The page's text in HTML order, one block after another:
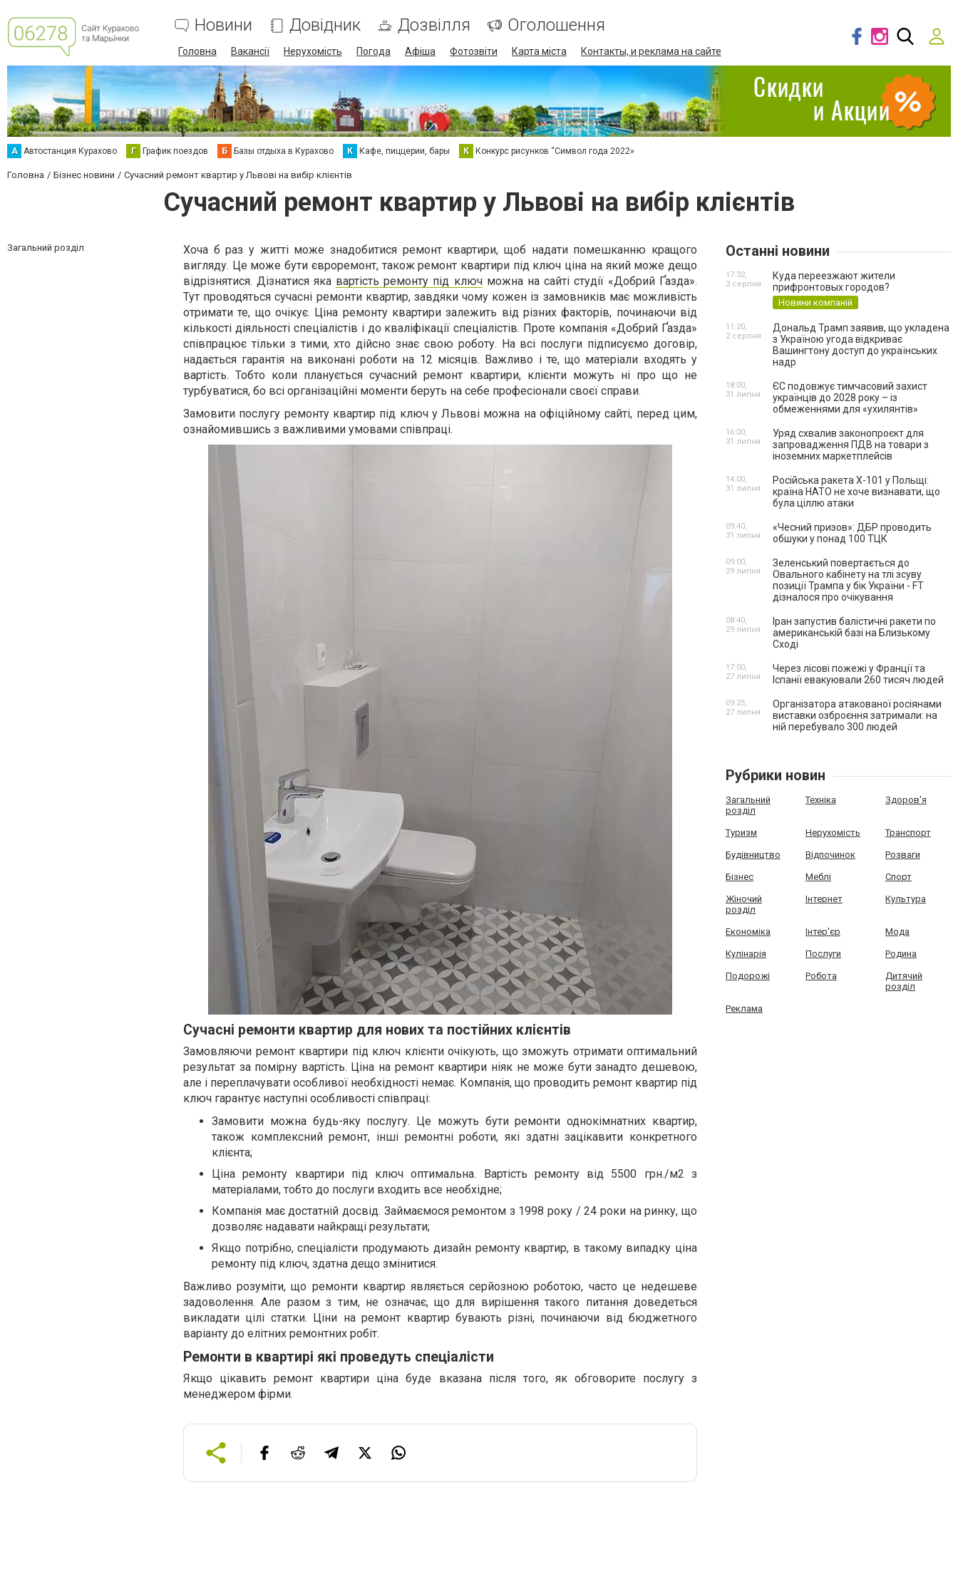
Новини Довідник Дозвілля Оголошення
Головна Вакансії Нерухомість Погода Афіша Фотозвіти Карта міста Контакты, и реклама на сайте
А Автостанция Курахово Г График поездов Б Базы отдыха в Курахово К Кафе, пиццерии, бары К Конкурс рисунков “Символ года 2022»
Головна Бізнес новини Сучасний ремонт квартир у Львові на вибір клієнтів
Сучасний ремонт квартир у Львові на вибір клієнтів
Загальний розділ
Хоча б раз у житті може знадобитися ремонт квартири, щоб надати помешканню кращого
вигляду. Це може бути євроремонт, також ремонт квартири під ключ ціна на який може дещо
відрізнятися. Дізнатися яка вартість ремонту під ключможна на сайті студії «Добрий Ґазда».
Тут проводяться сучасні ремонти квартир, завдяки чому кожен із замовників має можливість
отримати те, що очікує. Ціна ремонту квартири залежить від різних факторів, починаючи від
кількості діяльності спеціалістів і до кваліфікації спеціалістів. Проте компанія «Добрий Ґазда»
співпрацює тільки з тими, хто дійсно знає свою роботу. На всі послуги підписуємо договір,
надається гарантія на виконані роботи на 12 місяців. Важливо і те, що матеріали входять у
вартість. Тобто коли планується сучасний ремонт квартири, клієнти можуть ні про що не
турбуватися, бо всі організаційні моменти беруть на себе професіонали своєї справи.
Замовити послугу ремонту квартир під ключ у Львові можна на офіційному сайті, перед цим,
ознайомившись з важливими умовами співпраці.
Сучасні ремонти квартир для нових та постійних клієнтів
Замовляючи ремонт квартири під ключ клієнти очікують, що зможуть отримати оптимальний
результат за помірну вартість. Ціна на ремонт квартири ніяк не може бути занадто дешевою,
але і переплачувати особливої необхідності немає. Компанія, що проводить ремонт квартир під
ключ гарантує наступні особливості співпраці:
Замовити можна будь-яку послугу. Це можуть бути ремонти однокімнатних квартир,
також комплексний ремонт, інші ремонтні роботи, які здатні зацікавити конкретного
клієнта;
Ціна ремонту квартири під ключ оптимальна. Вартість ремонту від 5500 грн./м2 з
матеріалами, тобто до послуги входить все необхідне;
Компанія має достатній досвід. Займаємося ремонтом з 1998 року / 24 роки на ринку, що
дозволяє надавати найкращі результати;
Якщо потрібно, спеціалісти продумають дизайн ремонту квартир, в такому випадку ціна
ремонту під ключ, здатна дещо змінитися.
Важливо розуміти, що ремонти квартир являється серйозною роботою, часто це недешеве
задоволення. Але разом з тим, не означає, що для вирішення такого питання доведеться
викладати цілі статки. Ціни на ремонт квартир бувають різні, починаючи від бюджетного
варіанту до елітних ремонтних робіт.
Ремонти в квартирі які проведуть спеціалісти
Якщо цікавить ремонт квартири ціна буде вказана після того, як обговорите послугу з
менеджером фірми.
Останні новини
Куда переезжают жители
прифронтовых городов?
Новини компаній
17:32,
3 серпня
Дональд Трамп заявив, що укладена
з Україною угода відкриває
Вашингтону доступ до українських
надр
11:20,
2 серпня
ЄС подовжує тимчасовий захист
українців до 2028 року – із
обмеженнями для «ухилянтів»
18:00,
31 липня
Уряд схвалив законопроєкт для
запровадження ПДВ на товари з
іноземних маркетплейсів
16:00,
31 липня
Російська ракета Х-101 у Польщі:
країна НАТО не хоче визнавати, що
була ціллю атаки
14:00,
31 липня
«Чесний призов»: ДБР проводить
обшуки у понад 100 ТЦК
09:40,
31 липня
Зеленський повертається до
Овального кабінету на тлі зсуву
позиції Трампа у бік України - FT
дізналося про очікування
09:00,
29 липня
Іран запустив балістичні ракети по
американській базі на Близькому
Сході
08:40,
29 липня
Через лісові пожежі у Франції та
Іспанії евакуювали 260 тисяч людей
17:00,
27 липня
Організатора атакованої росіянами
виставки озброєння затримали: на
ній перебувало 300 людей
09:25,
27 липня
Рубрики новин
Загальний
розділ
Техніка Здоров'я
Туризм Нерухомість Транспорт
Будівництво Відпочинок Розваги
Бізнес Меблі Спорт
Жіночий
розділ
Інтернет Культура
Економіка Інтер'єр Мода
Кулінарія Послуги Родина
Подорожі Робота
Дитячий
розділ
Реклама